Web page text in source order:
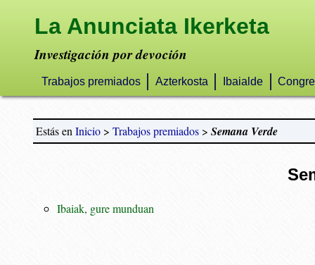
La Anunciata Ikerketa
Investigación por devoción
Trabajos premiados Azterkosta Ibaialde
Estás en Inicio> Trabajos premiados> Semana Verde
Ibaiak, gure munduan